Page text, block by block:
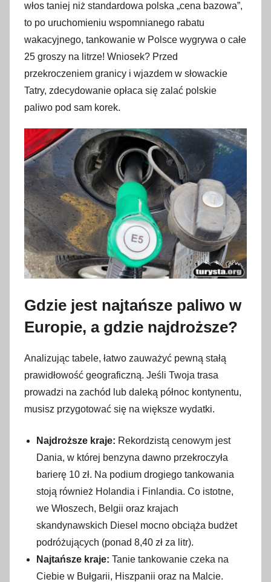
włos taniej niż standardowa polska „cena bazowa”,
to po uruchomieniu wspomnianego rabatu
wakacyjnego, tankowanie w Polsce wygrywa o całe
25 groszy na litrze! Wniosek? Przed
przekroczeniem granicy i wjazdem w słowackie
Tatry, zdecydowanie opłaca się zalać polskie
paliwo pod sam korek.
Gdzie jest najtańsze paliwo w
Europie, a gdzie najdroższe?
Analizując tabele, łatwo zauważyć pewną stałą
prawidłowość geograficzną. Jeśli Twoja trasa
prowadzi na zachód lub daleką północ kontynentu,
musisz przygotować się na większe wydatki.
Najdroższe kraje: Rekordzistą cenowym jest
Dania, w której benzyna dawno przekroczyła
barierę 10 zł. Na podium drogiego tankowania
stoją również Holandia i Finlandia. Co istotne,
we Włoszech, Belgii oraz krajach
skandynawskich Diesel mocno obciąża budżet
podróżujących (ponad 8,40 zł za litr).
Najtańsze kraje: Tanie tankowanie czeka na
Ciebie w Bułgarii, Hiszpanii oraz na Malcie.